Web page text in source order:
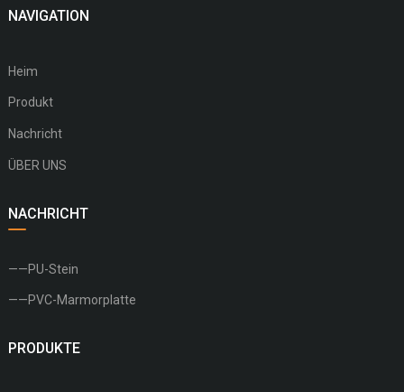
NAVIGATION
Heim
Produkt
Nachricht
ÜBER UNS
NACHRICHT
——PU-Stein
——PVC-Marmorplatte
PRODUKTE